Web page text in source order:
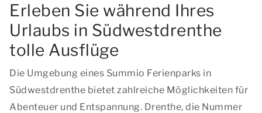
Erleben Sie während Ihres
Urlaubs in Südwestdrenthe
tolle Ausflüge
Die Umgebung eines Summio Ferienparks in
Südwestdrenthe bietet zahlreiche Möglichkeiten für
Abenteuer und Entspannung. Drenthe, die Nummer